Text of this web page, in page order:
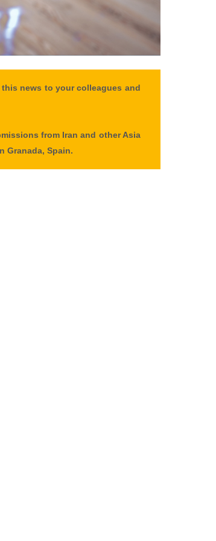
news to your colleagues and
from Iran and other Asia
Granada, Spain.